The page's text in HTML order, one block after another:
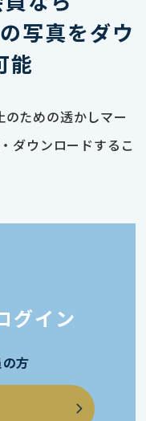
写真をダウ
能
ための透かしマー
ダウンロードするこ
グイン
方